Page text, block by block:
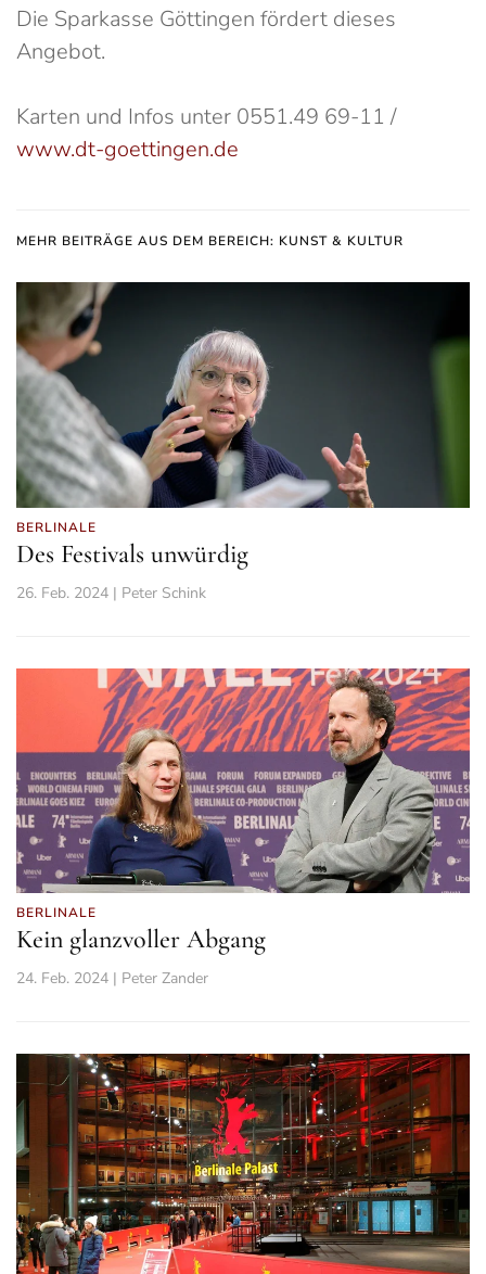
Die Sparkasse Göttingen fördert dieses
Angebot.
Karten und Infos unter 0551.49 69-11 /
www.dt-goettingen.de
MEHR BEITRÄGE AUS DEM BEREICH: KUNST & KULTUR
BERLINALE
Des Festivals unwürdig
26. Feb. 2024 | Peter Schink
BERLINALE
Kein glanzvoller Abgang
24. Feb. 2024 | Peter Zander